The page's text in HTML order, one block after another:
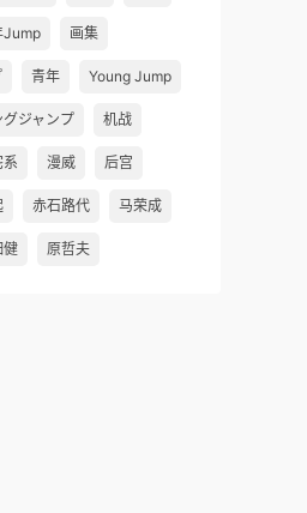
Jump 画集
青年 Young Jump
ジャンプ 机战
系 漫威 后宫
赤石路代 马荣成
健 原哲夫